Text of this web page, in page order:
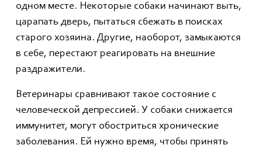
одном месте. Некоторые собаки начинают выть,
царапать дверь, пытаться сбежать в поисках
старого хозяина. Другие, наоборот, замыкаются
в себе, перестают реагировать на внешние
раздражители.
Ветеринары сравнивают такое состояние с
человеческой депрессией. У собаки снижается
иммунитет, могут обостриться хронические
заболевания. Ей нужно время, чтобы принять